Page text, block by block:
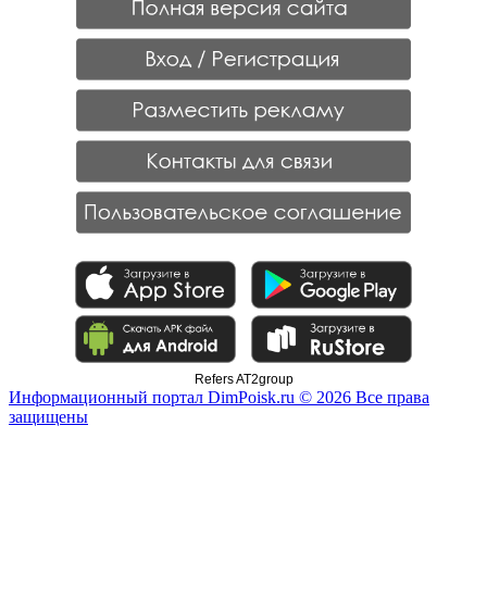
Refers AT2group
Информационный портал DimPoisk.ru © 2026 Все права
защищены